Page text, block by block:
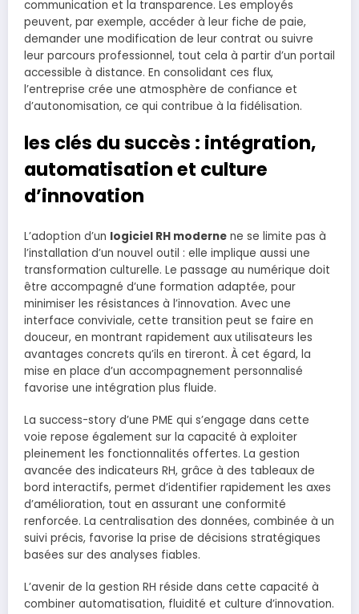
communication et la transparence. Les employés
peuvent, par exemple, accéder à leur fiche de paie,
demander une modification de leur contrat ou suivre
leur parcours professionnel, tout cela à partir d’un portail
accessible à distance. En consolidant ces flux,
l’entreprise crée une atmosphère de confiance et
d’autonomisation, ce qui contribue à la fidélisation.
les clés du succès : intégration,
automatisation et culture
d’innovation
L’adoption d’un logiciel RH moderne ne se limite pas à
l’installation d’un nouvel outil : elle implique aussi une
transformation culturelle. Le passage au numérique doit
être accompagné d’une formation adaptée, pour
minimiser les résistances à l’innovation. Avec une
interface conviviale, cette transition peut se faire en
douceur, en montrant rapidement aux utilisateurs les
avantages concrets qu’ils en tireront. À cet égard, la
mise en place d’un accompagnement personnalisé
favorise une intégration plus fluide.
La success-story d’une PME qui s’engage dans cette
voie repose également sur la capacité à exploiter
pleinement les fonctionnalités offertes. La gestion
avancée des indicateurs RH, grâce à des tableaux de
bord interactifs, permet d’identifier rapidement les axes
d’amélioration, tout en assurant une conformité
renforcée. La centralisation des données, combinée à un
suivi précis, favorise la prise de décisions stratégiques
basées sur des analyses fiables.
L’avenir de la gestion RH réside dans cette capacité à
combiner automatisation, fluidité et culture d’innovation.